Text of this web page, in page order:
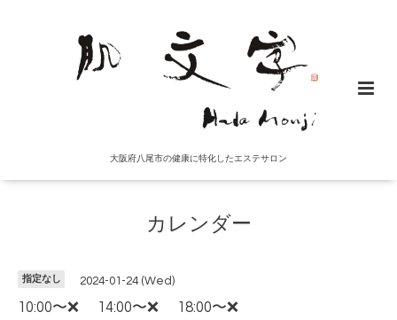
大阪府八尾市の健康に特化したエステサロン
カレンダー
指定なし 2024-01-24 (Wed)
10:00〜❌ 14:00〜❌ 18:00〜❌